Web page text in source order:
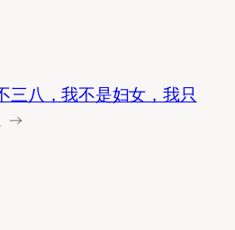
三八，我不是妇女，我只
→